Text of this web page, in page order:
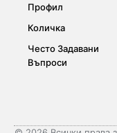
Профил
Количка
Често Задавани
Въпроси